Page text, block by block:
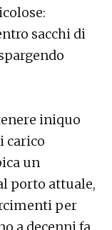
sacchi di
iniquo
carico
un
porto attuale,
per
a decenni fa